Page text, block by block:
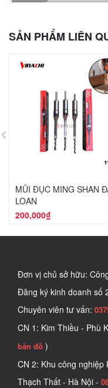
SẢN PHẨM LIÊN
MŨI ĐỤC MING SHAN
LOAN
200,000₫
‹
Đơn vị chủ sở hữu:
Đăng ký kinh doanh số
Chuyên viên tư vấn:
CN 1: Kim Thiều - Phù
bản đồ )
CN 2: Khu công
Thạch Thất - Hà Nội -